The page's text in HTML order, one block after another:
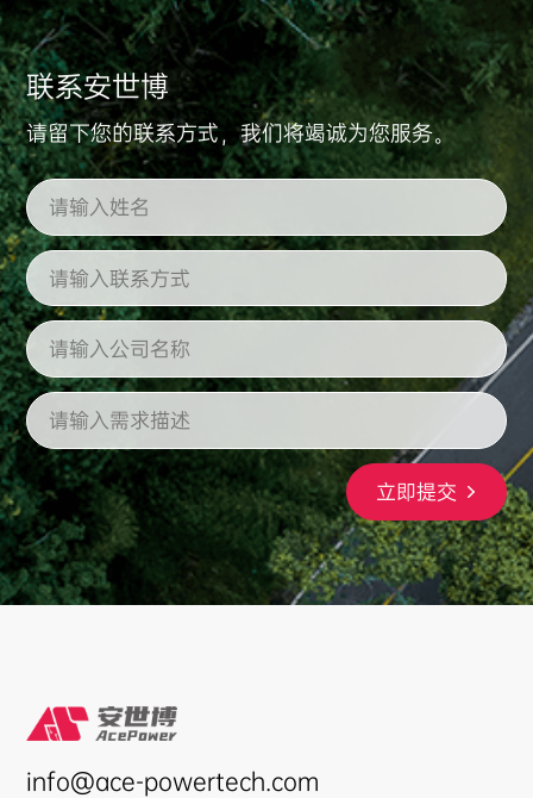
联系安世博
请留下您的联系方式，我们将竭诚为您服务。
立即提交
info@ace-powertech.com